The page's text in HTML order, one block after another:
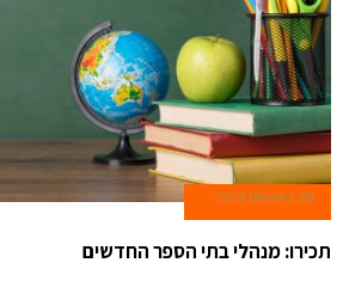
28 באוגוסט 2023
תכירו: מנהלי בתי הספר החדשים